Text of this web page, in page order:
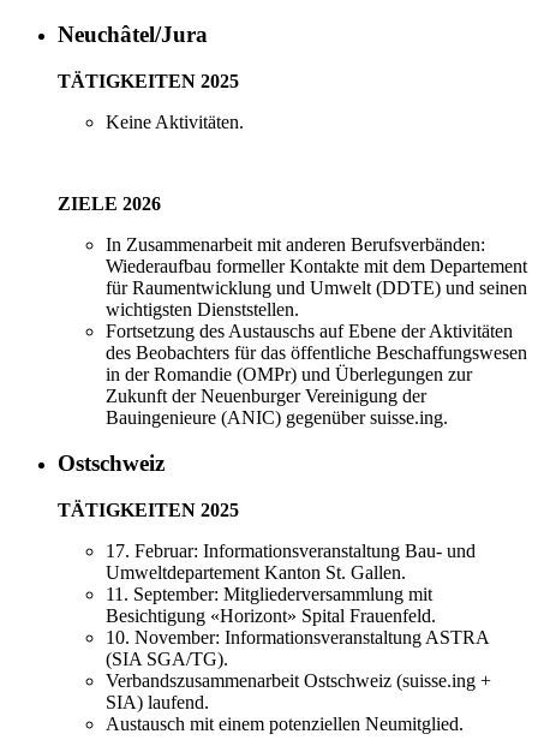
Neuchâtel/Jura
TÄTIGKEITEN 2025
Keine Aktivitäten.
ZIELE 2026
In Zusammenarbeit mit anderen Berufsverbänden:
Wiederaufbau formeller Kontakte mit dem Departement
für Raumentwicklung und Umwelt (DDTE) und seinen
wichtigsten Dienststellen.
Fortsetzung des Austauschs auf Ebene der Aktivitäten
des Beobachters für das öffentliche Beschaffungswesen
in der Romandie (OMPr) und Überlegungen zur
Zukunft der Neuenburger Vereinigung der
Bauingenieure (ANIC) gegenüber suisse.ing.
Ostschweiz
TÄTIGKEITEN 2025
17. Februar: Informationsveranstaltung Bau- und
Umweltdepartement Kanton St. Gallen.
11. September: Mitgliederversammlung mit
Besichtigung «Horizont» Spital Frauenfeld.
10. November: Informationsveranstaltung ASTRA
(SIA SGA/TG).
Verbandszusammenarbeit Ostschweiz (suisse.ing +
SIA) laufend.
Austausch mit einem potenziellen Neumitglied.